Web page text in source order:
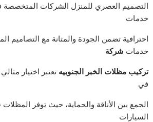
التصميم العصري للمنزل الشركات المتخصصة
خدمات
احترافية تضمن الجودة والمتانة مع التصاميم
خدمات شركة
تركيب مظلات الخبر الجنوبيهتعتبر اختيار
في
الجمع بين الأناقة والحماية، حيث توفر
السيارات